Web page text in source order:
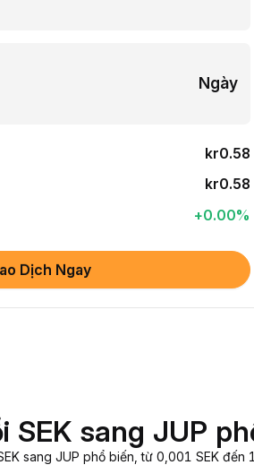
Ngày
kr0.58
kr0.58
+0.00%
Dịch Ngay
SEK sang JUP
sang JUP phổ biến, từ 0,001 SEK